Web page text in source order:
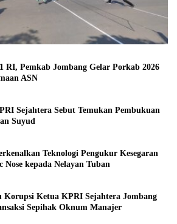
RI, Pemkab Jombang Gelar Porkab 2026
ASN
Sejahtera Sebut Temukan Pembukuan
Suyud
Teknologi Pengukur Kesegaran
Nose kepada Nelayan Tuban
Korupsi Ketua KPRI Sejahtera Jombang
Sepihak Oknum Manajer